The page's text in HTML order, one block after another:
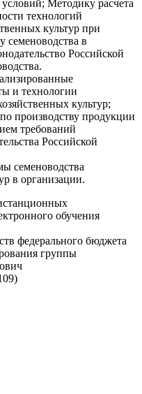
Методику расчета
технологий
культур при
семеноводства в
Российской
и технологии
культур;
производству продукции
требований
Российской
семеноводства
в организации.
обучения
федерального бюджета
группы